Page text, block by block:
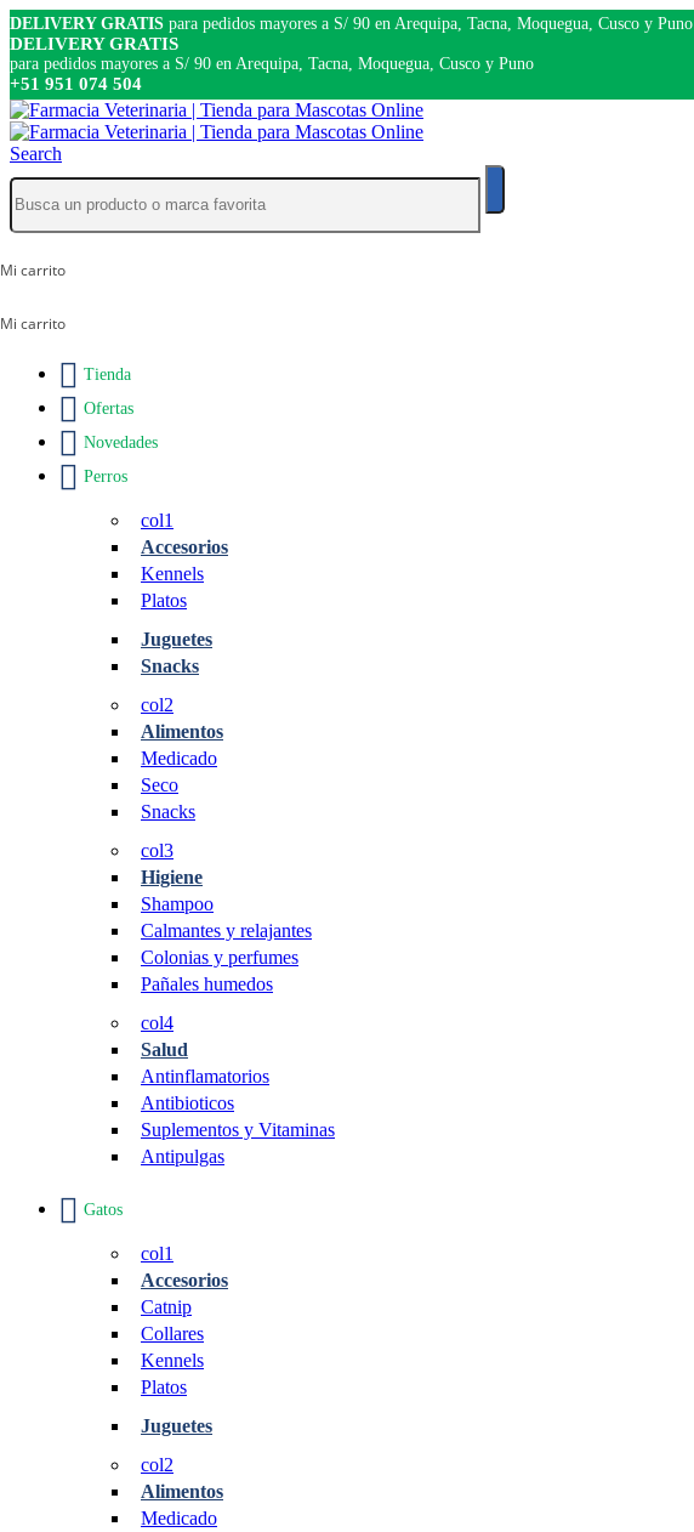
DELIVERY GRATIS para pedidos mayores a S/ 90 en Arequipa, Tacna, Moquegua, Cusco y Puno
DELIVERY GRATIS
para pedidos mayores a S/ 90 en Arequipa, Tacna, Moquegua, Cusco y Puno
+51 951 074 504
Search
Tienda
Ofertas
Novedades
Perros
col1
Accesorios
Kennels
Platos
Juguetes
Snacks
col2
Alimentos
Medicado
Seco
Snacks
col3
Higiene
Shampoo
Calmantes y relajantes
Colonias y perfumes
Pañales humedos
col4
Salud
Antinflamatorios
Antibioticos
Suplementos y Vitaminas
Antipulgas
Gatos
col1
Accesorios
Catnip
Collares
Kennels
Platos
Juguetes
col2
Alimentos
Medicado